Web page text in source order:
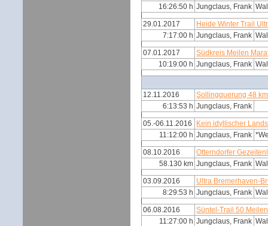
16:26:50 h Jungclaus, Frank
29.01.2017
Heide Winter Trail
7:17:00 h Jungclaus, Frank
07.01.2017
Südkreis Meilen
10:19:00 h Jungclaus, Frank
12.11.2016
Sollingquerung 48
6:13:53 h Jungclaus, Frank
05.-06.11.2016
Kein idyllischer
11:12:00 h Jungclaus, Frank
08.10.2016
Otterndorfer
58.130 km Jungclaus, Frank
03.09.2016
Ultra Bremerhaven-
8:29:53 h Jungclaus, Frank
06.08.2016
Süntel-Trail 50
11:27:00 h Jungclaus, Frank